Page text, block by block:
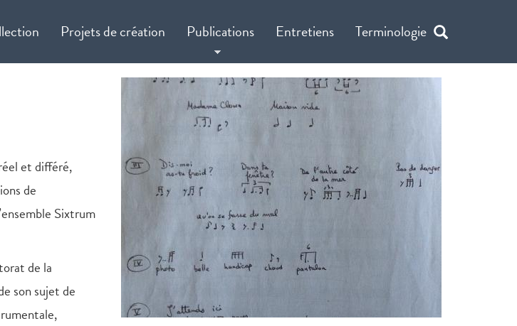
Projets de création Publications Entretiens Terminologie
et différé,
de
Sixtrum
de la
son sujet de